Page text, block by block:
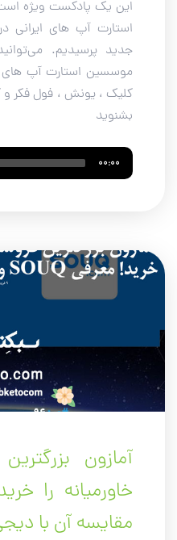
این یک پادکست ویژه
استارت آپ های ایرانی
جدید پرسیدیم.
موسسین استارت آپ های
کلیک ، یونش ، فول فکر و
بشنوید
Audio
Player
00:00
آمازون
مقایسه آن با